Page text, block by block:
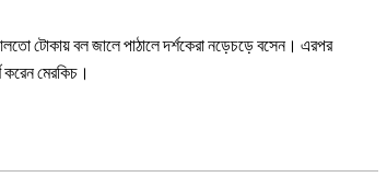
টোকায় বল জালে পাঠালে দর্শকেরা নড়েচড়ে বসেন। এরপর
মেরকিচ।